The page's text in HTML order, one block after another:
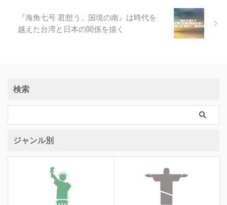
『海角七号 君想う、国境の南』は時代を
越えた台湾と日本の関係を描く
検索
ジャンル別